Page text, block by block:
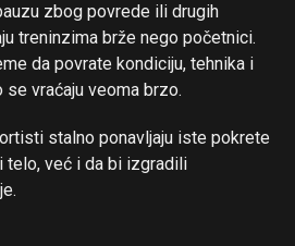
zbog povrede ili drugih
treninzima brže nego početnici.
da povrate kondiciju, tehnika i
vraćaju veoma brzo.
stalno ponavljaju iste pokrete
telo, već i da bi izgradili